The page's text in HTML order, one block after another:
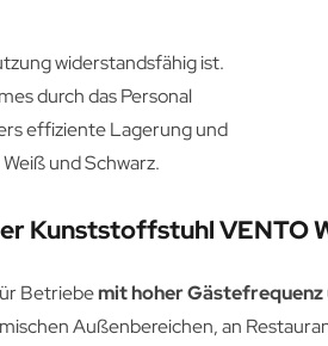
widerstandsfähig ist.
durch das Personal
effiziente Lagerung und
und Schwarz.
Kunststoffstuhl VENTO
Betriebemit hoher
Außenbereichen, an